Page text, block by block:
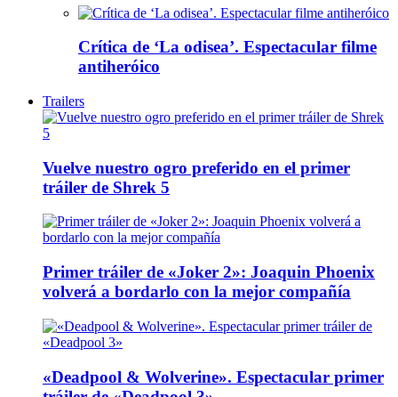
Crítica de ‘La odisea’. Espectacular filme
antiheróico
Trailers
Vuelve nuestro ogro preferido en el primer
tráiler de Shrek 5
Primer tráiler de «Joker 2»: Joaquin Phoenix
volverá a bordarlo con la mejor compañía
«Deadpool & Wolverine». Espectacular primer